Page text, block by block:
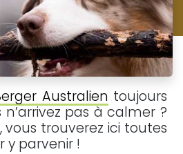
Australien toujours
pas à calmer ?
vous trouverez ici toutes
y parvenir !